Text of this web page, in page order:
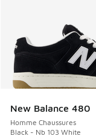
New Balance 480
Homme Chaussures
Black - Nb 103 White